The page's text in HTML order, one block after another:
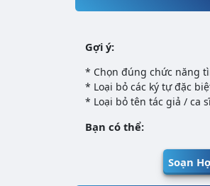
Gợi ý:
* Chọn đúng chức năng
* Loại bỏ các ký tự đặc
* Loại bỏ tên tác giả / ca
Bạn có thể:
Soạn